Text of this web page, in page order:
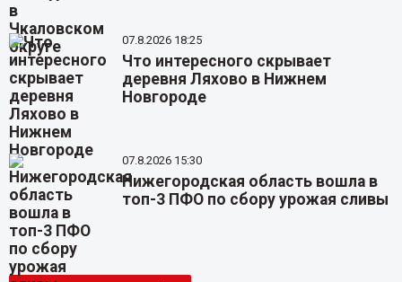
07.8.2026 18:25
Что интересного скрывает
деревня Ляхово в Нижнем
Новгороде
07.8.2026 15:30
Нижегородская область вошла в
топ-3 ПФО по сбору урожая сливы